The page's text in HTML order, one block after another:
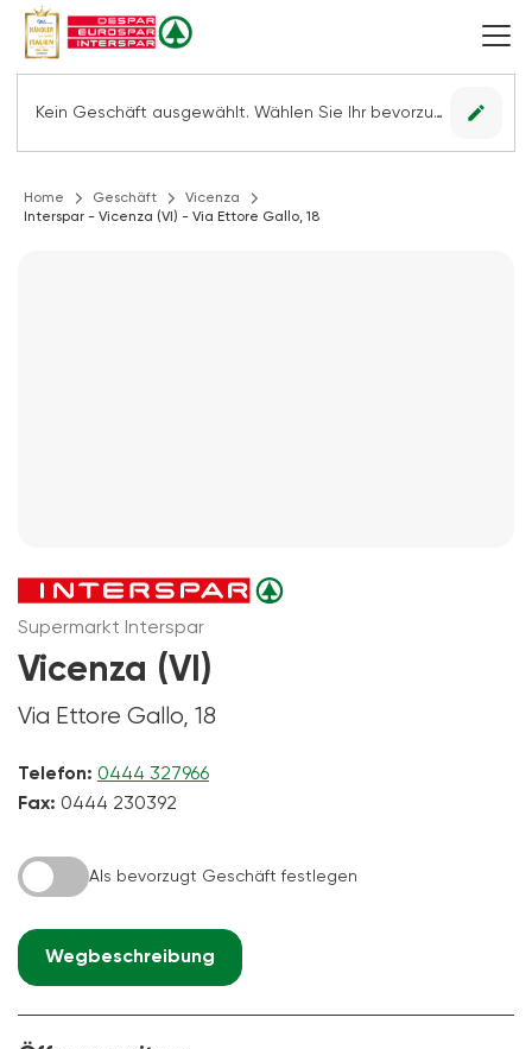
Kein Geschäft ausgewählt. Wählen Sie Ihr bevorzugtes Geschäft, um alle Angebote sehen zu können. edit
Home Geschäft
Vicenza
Interspar - Vicenza (VI) - Via Ettore Gallo, 18
Supermarkt Interspar
Vicenza (VI)
Via Ettore Gallo, 18
Telefon: 0444 327966
Fax: 0444 230392
Als bevorzugt Geschäft festlegen
Wegbeschreibung